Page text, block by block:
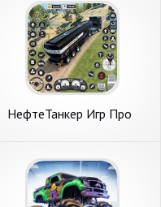
НефтеТанкер Игр Про